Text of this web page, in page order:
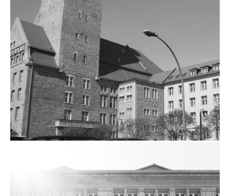
ZUM PROJEKT
RATHAUS NEUKÖLLN